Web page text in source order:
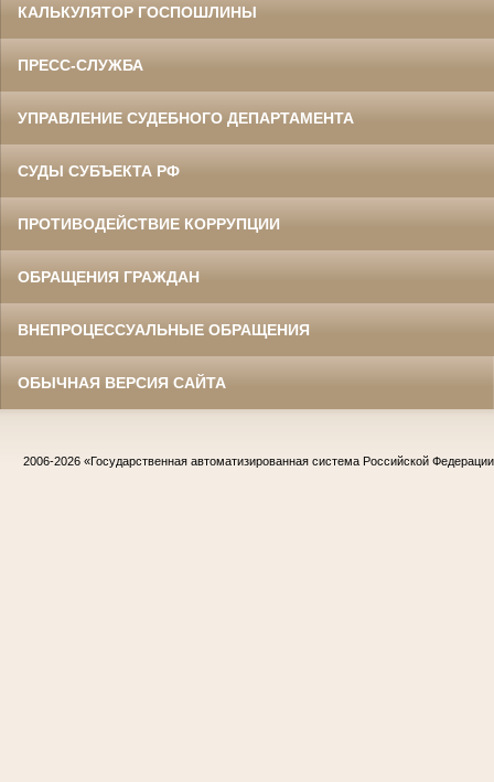
КАЛЬКУЛЯТОР ГОСПОШЛИНЫ
ПРЕСС-СЛУЖБА
УПРАВЛЕНИЕ СУДЕБНОГО ДЕПАРТАМЕНТА
СУДЫ СУБЪЕКТА РФ
ПРОТИВОДЕЙСТВИЕ КОРРУПЦИИ
ОБРАЩЕНИЯ ГРАЖДАН
ВНЕПРОЦЕССУАЛЬНЫЕ ОБРАЩЕНИЯ
ОБЫЧНАЯ ВЕРСИЯ САЙТА
2006-2026 «Государственная автоматизированная система Российской